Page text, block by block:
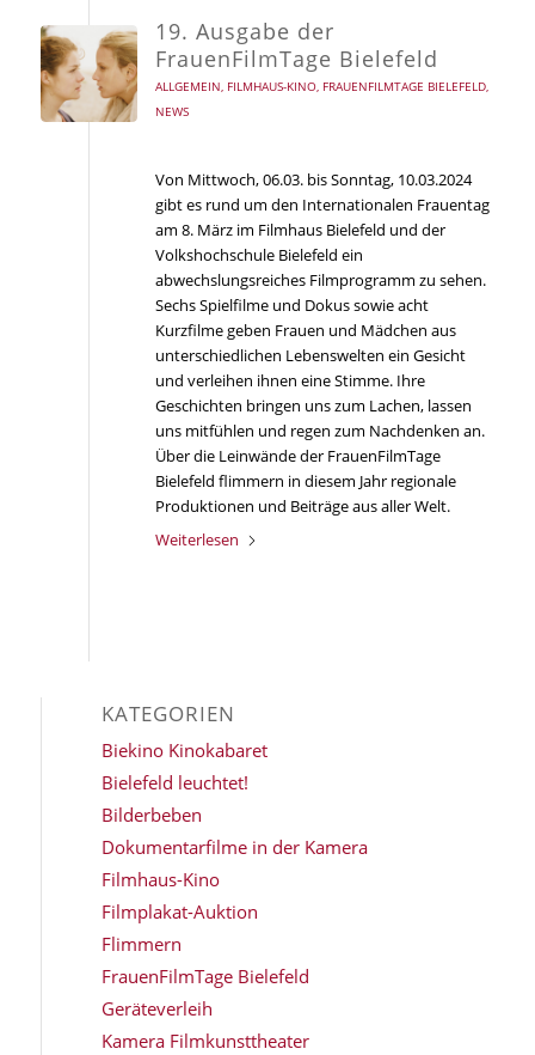
19. Ausgabe der
FrauenFilmTage Bielefeld
ALLGEMEIN FILMHAUS-KINO, FRAUENFILMTAGE BIELEFELD,
NEWS
Von Mittwoch, 06.03. bis Sonntag, 10.03.2024
gibt es rund um den Internationalen Frauentag
am 8. März im Filmhaus Bielefeld und der
Volkshochschule Bielefeld ein
abwechslungsreiches Filmprogramm zu sehen.
Sechs Spielfilme und Dokus sowie acht
Kurzfilme geben Frauen und Mädchen aus
unterschiedlichen Lebenswelten ein Gesicht
und verleihen ihnen eine Stimme. Ihre
Geschichten bringen uns zum Lachen, lassen
uns mitfühlen und regen zum Nachdenken an.
Über die Leinwände der FrauenFilmTage
Bielefeld flimmern in diesem Jahr regionale
Produktionen und Beiträge aus aller Welt.
Weiterlesen
KATEGORIEN
Biekino Kinokabaret
Bielefeld leuchtet!
Bilderbeben
Dokumentarfilme in der Kamera
Filmhaus-Kino
Filmplakat-Auktion
Flimmern
FrauenFilmTage Bielefeld
Geräteverleih
Kamera Filmkunsttheater